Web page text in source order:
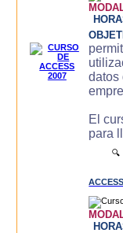
datos
El
para